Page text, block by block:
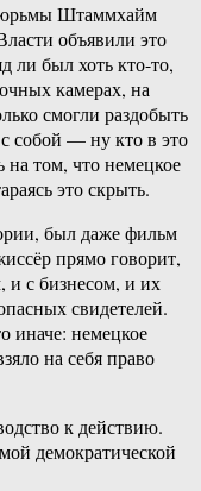
Штаммхайм
объявили это
ли был хоть кто-то,
камерах, на
смогли раздобыть
собой — ну кто в это
том, что немецкое
это скрыть.
был даже фильм
прямо говорит,
и с бизнесом, и их
свидетелей.
иначе: немецкое
на себя право
к действию.
демократической